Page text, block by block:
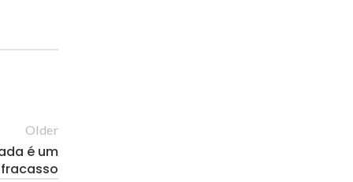
Older
é um
fracasso